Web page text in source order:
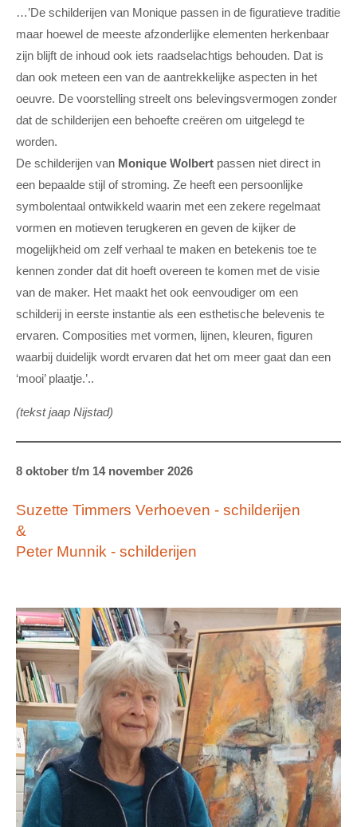
…’De schilderijen van Monique passen in de figuratieve traditie
maar hoewel de meeste afzonderlijke elementen herkenbaar
zijn blijft de inhoud ook iets raadselachtigs behouden. Dat is
dan ook meteen een van de aantrekkelijke aspecten in het
oeuvre. De voorstelling streelt ons belevingsvermogen zonder
dat de schilderijen een behoefte creëren om uitgelegd te
worden.
De schilderijen van Monique Wolbert passen niet direct in
een bepaalde stijl of stroming. Ze heeft een persoonlijke
symbolentaal ontwikkeld waarin met een zekere regelmaat
vormen en motieven terugkeren en geven de kijker de
mogelijkheid om zelf verhaal te maken en betekenis toe te
kennen zonder dat dit hoeft overeen te komen met de visie
van de maker. Het maakt het ook eenvoudiger om een
schilderij in eerste instantie als een esthetische belevenis te
ervaren. Composities met vormen, lijnen, kleuren, figuren
waarbij duidelijk wordt ervaren dat het om meer gaat dan een
‘mooi’ plaatje.’..
(tekst jaap Nijstad)
8 oktober t/m 14 november 2026
Suzette Timmers Verhoeven - schilderijen
&
Peter Munnik - schilderijen